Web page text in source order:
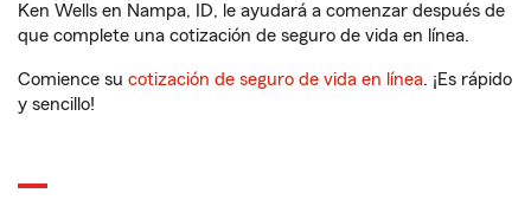
Ken Wells en Nampa, ID, le ayudará a comenzar después de
que complete una cotización de seguro de vida en línea.
Comience su cotización de seguro de vida en línea. ¡Es rápido
y sencillo!